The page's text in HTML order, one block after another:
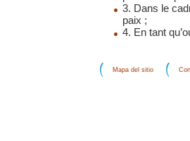
3. Dans le
paix ;
4. En tant
Mapa del sitio